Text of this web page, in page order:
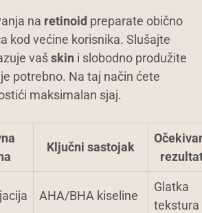
na retinoid preparate obično
kod većine korisnika. Slušajte
vašskin i slobodno produžite
potrebno. Na taj način ćete
maksimalan sjaj.
Ključni sastojak
AHA/BHA kiseline
Glatka
tekstura